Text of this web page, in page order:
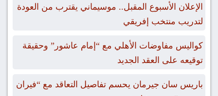
الإعلان الأسبوع المقبل.. موسيماني يقترب من العودة
لتدريب منتخب إفريقي
كواليس مفاوضات الأهلي مع “إمام عاشور” وحقيقة
توقيعه على العقد الجديد
باريس سان جيرمان يحسم تفاصيل التعاقد مع “فيران